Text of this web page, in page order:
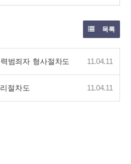
목록
범죄자 형사절차도 11.04.11
절차도 11.04.11